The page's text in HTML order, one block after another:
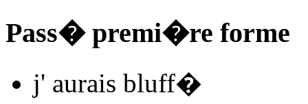
Pass� premi�re forme
j' aurais bluff�